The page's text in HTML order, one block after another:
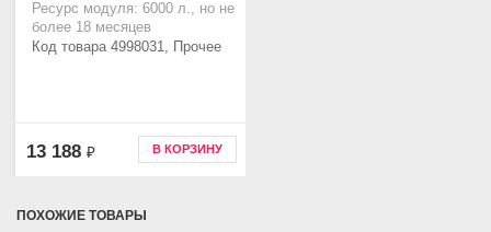
Ресурс модуля: 6000 л., но не
более 18 месяцев
Код товара 4998031, Прочее
13 188 ₽ В КОРЗИНУ
ПОХОЖИЕ ТОВАРЫ